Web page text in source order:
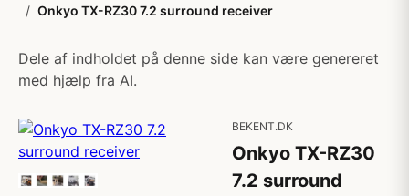
/ Onkyo TX-RZ30 7.2 surround receiver
Dele af indholdet på denne side kan være genereret
med hjælp fra AI.
BEKENT.DK
Onkyo TX-RZ30
7.2 surround